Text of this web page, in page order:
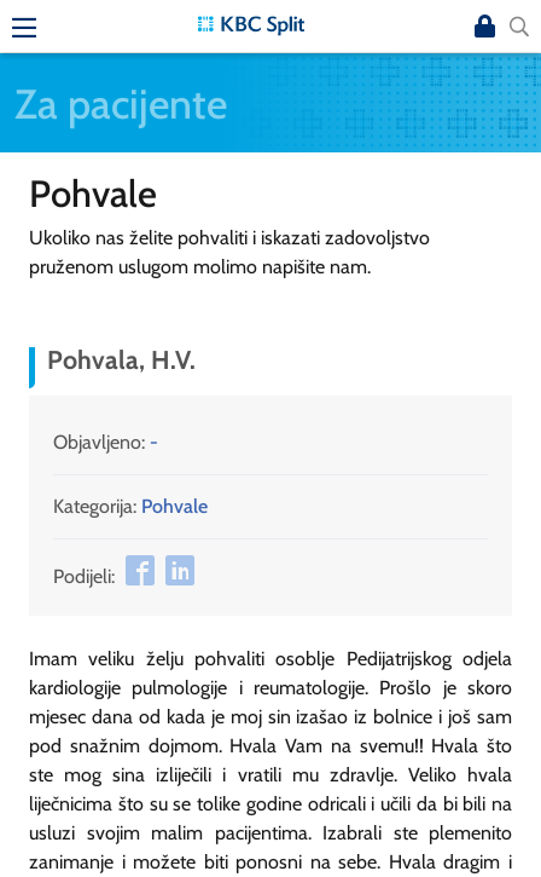
Za pacijente
Pohvale
Ukoliko nas želite pohvaliti i iskazati zadovoljstvo
pruženom uslugom molimo napišite nam.
Pohvala, H.V.
Objavljeno: -
Kategorija: Pohvale
Podijeli:
Imam veliku želju pohvaliti osoblje Pedijatrijskog odjela
kardiologije pulmologije i reumatologije. Prošlo je skoro
mjesec dana od kada je moj sin izašao iz bolnice i još sam
pod snažnim dojmom. Hvala Vam na svemu!! Hvala što
ste mog sina izliječili i vratili mu zdravlje. Veliko hvala
liječnicima što su se tolike godine odricali i učili da bi bili na
usluzi svojim malim pacijentima. Izabrali ste plemenito
zanimanje i možete biti ponosni na sebe. Hvala dragim i